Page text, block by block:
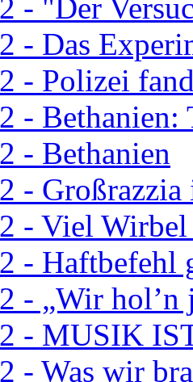
- "Der
- Das
- Polizei
- Bethanien:
- Bethanien
- Großrazzia
- Viel
- Haftbefehl
- „Wir hol’n
- MUSIK
- Was wir